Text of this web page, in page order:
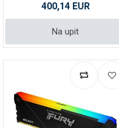
400,14 EUR
Na upit